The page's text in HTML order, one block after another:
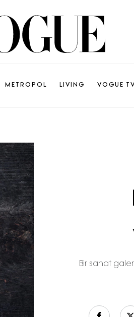
METROPOL LIVING VOGUE TV
Bir sanat